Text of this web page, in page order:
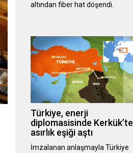
altından fiber hat döşendi.
Türkiye, enerji
diplomasisinde Kerkük’te
asırlık eşiği aştı
İmzalanan anlaşmayla Türkiye